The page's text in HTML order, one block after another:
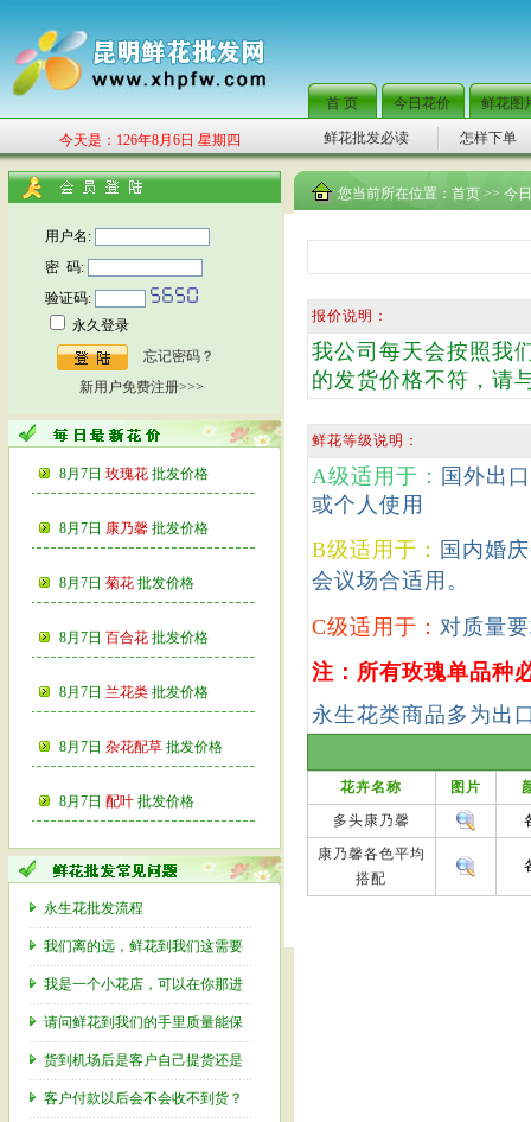
首 页 今日花价 鲜花图
今天是：126年8月6日 星期四 鲜花批发必读 怎样下单
用户名:
密 码:
验证码:
永久登录
忘记密码？
新用户免费注册>>>
8月7日 玫瑰花 批发价格
8月7日 康乃馨 批发价格
8月7日 菊花 批发价格
8月7日 百合花 批发价格
8月7日 兰花类 批发价格
8月7日 杂花配草 批发价格
8月7日 配叶 批发价格
永生花批发流程
我们离的远，鲜花到我们这需要
我是一个小花店，可以在你那进
请问鲜花到我们的手里质量能保
货到机场后是客户自己提货还是
客户付款以后会不会收不到货？
您当前所在位置： 首页 >> 今
报价说明：
我公司每天会按照我
的发货价格不符，请
鲜花等级说明：
A级适用于： 国外出
或个人使用
B级适用于： 国内婚
会议场合适用。
C级适用于： 对质量
注：所有玫瑰单品种
永生花类商品多为出
花卉名称 图片
多头康乃馨
康乃馨各色平均
搭配